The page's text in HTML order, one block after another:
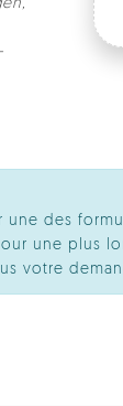
,
une des
une plus
votre